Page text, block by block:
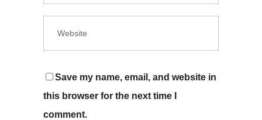
Save my name, email, and website in
this browser for the next time I
comment.